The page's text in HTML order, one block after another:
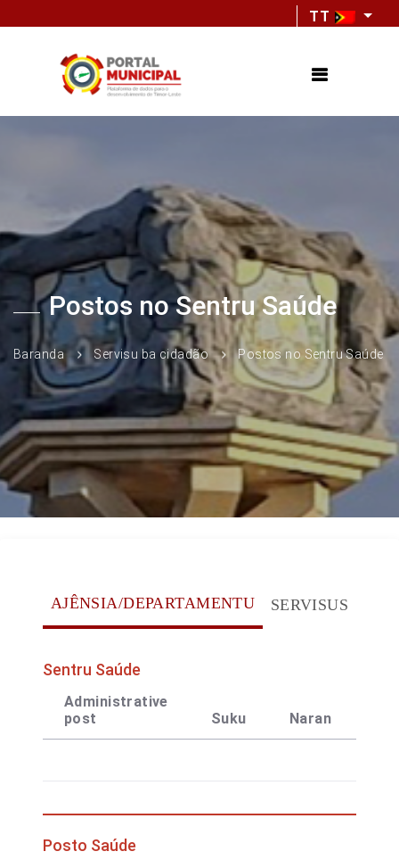
TT
Postos no Sentru Saúde
Baranda Servisu ba cidadão Postos no Sentru Saúde
AJÊNSIA/DEPARTAMENTU SERVISUS
Sentru Saúde
Administrative
post
Suku Naran
Posto Saúde